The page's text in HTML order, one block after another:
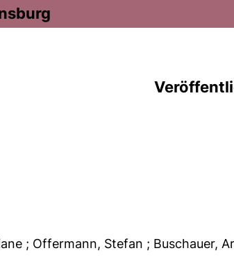
; Offermann, Stefan ; Buschauer,